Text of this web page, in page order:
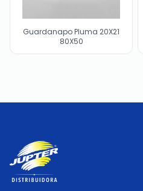
Guardanapo Pluma 20X21
80X50